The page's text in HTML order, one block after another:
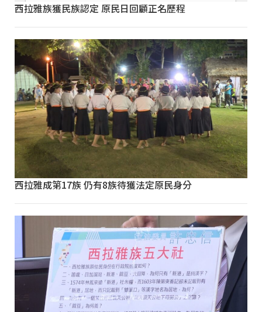
西拉雅族獲民族認定 原民日回顧正名歷程
西拉雅成第17族 仍有8族待獲法定原民身分